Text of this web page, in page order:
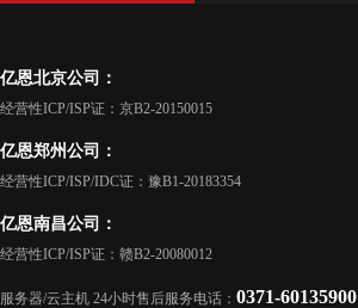
亿恩北京公司：
经营性ICP/ISP证：京B2-20150015
亿恩郑州公司：
经营性ICP/ISP/IDC证：豫B1-20183354
亿恩南昌公司：
经营性ICP/ISP证：赣B2-20080012
服务器/云主机 24小时售后服务电话： 0371-60135900